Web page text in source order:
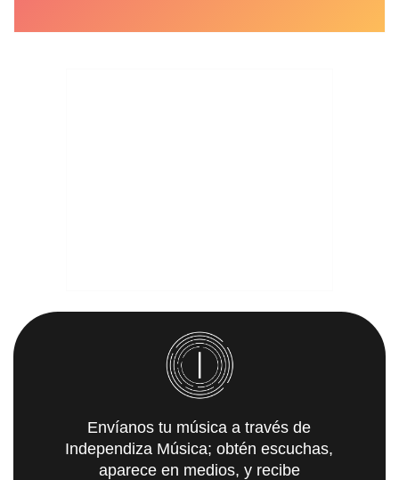
Envíanos tu música a través de
Independiza Música; obtén escuchas,
aparece en medios, y recibe